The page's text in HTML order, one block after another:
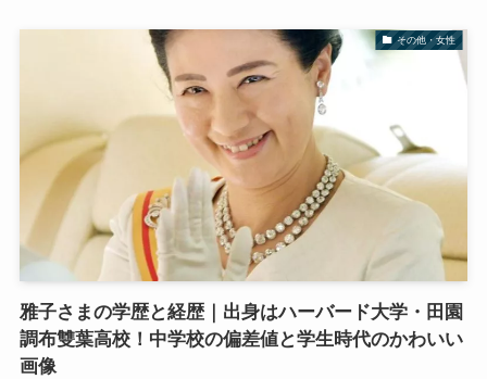
その他・女性
雅子さまの学歴と経歴｜出身はハーバード大学・田園
調布雙葉高校！中学校の偏差値と学生時代のかわいい
画像